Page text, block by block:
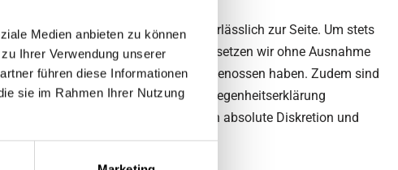
Medien anbieten zu können
Ihrer Verwendung unserer
führen diese Informationen
sie im Rahmen Ihrer Nutzung
stehen wir Ihnen seit 1995 verlässlich zur Seite. Um stets
für unsere Kunden zu erbringen, setzen wir ohne Ausnahme
die eine mehrjährige Ausbildung genossen haben. Zudem sind
regelmäßig eine Verschwiegenheitserklärung
wir Ihnen als unseren Mandanten absolute Diskretion und
mit Ihren Daten.